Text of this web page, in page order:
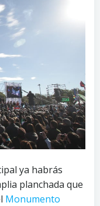
ya habrás
planchada que
Monumento